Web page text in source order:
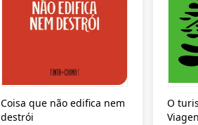
Coisa que não edifica nem
destrói
O